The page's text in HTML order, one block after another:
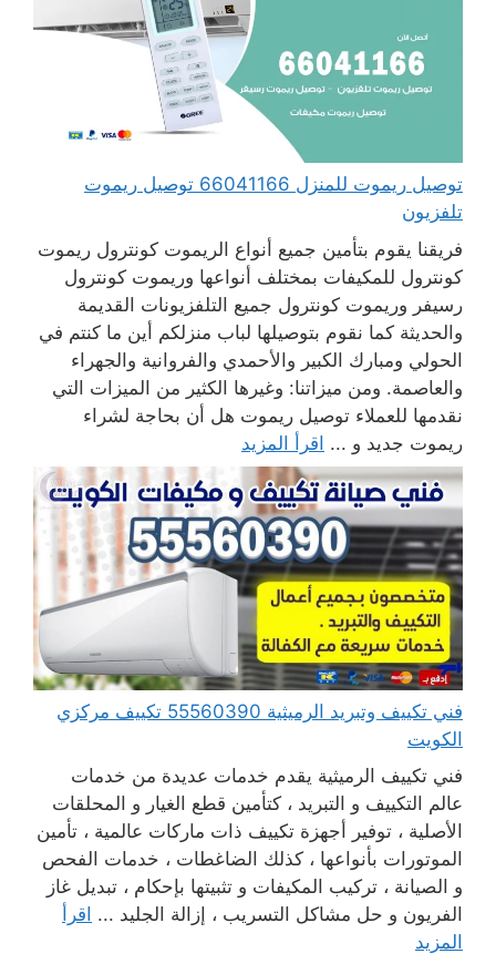
توصيل ريموت للمنزل 66041166 توصيل ريموت
تلفزيون
فريقنا يقوم بتأمين جميع أنواع الريموت كونترول ريموت
كونترول للمكيفات بمختلف أنواعها وريموت كونترول
رسيفر وريموت كونترول جميع التلفزيونات القديمة
والحديثة كما نقوم بتوصيلها لباب منزلكم أين ما كنتم في
الحولي ومبارك الكبير والأحمدي والفروانية والجهراء
والعاصمة. ومن ميزاتنا: وغيرها الكثير من الميزات التي
نقدمها للعملاء توصيل ريموت هل أن بحاجة لشراء
ريموت جديد و ... اقرأ المزيد
فني تكييف وتبريد الرميثية 55560390 تكييف مركزي
الكويت
فني تكييف الرميثية يقدم خدمات عديدة من خدمات
عالم التكييف و التبريد ، كتأمين قطع الغيار و المحلقات
الأصلية ، توفير أجهزة تكييف ذات ماركات عالمية ، تأمين
الموتورات بأنواعها ، كذلك الضاغطات ، خدمات الفحص
و الصيانة ، تركيب المكيفات و تثبيتها بإحكام ، تبديل غاز
الفريون و حل مشاكل التسريب ، إزالة الجليد ... اقرأ
المزيد